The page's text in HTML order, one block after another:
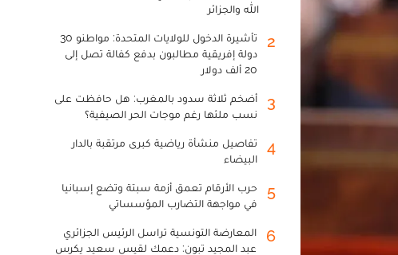
الله والجزائر
2
تأشيرة الدخول للولايات المتحدة: مواطنو 30
دولة إفريقية مطالبون بدفع كفالة تصل إلى
20 ألف دولار
3
أضخم ثلاثة سدود بالمغرب: هل حافظت على
نسب ملئها رغم موجات الحر الصيفية؟
4
تفاصيل منشأة رياضية كبرى مرتقبة بالدار
البيضاء
5
حرب الأرقام تعمق أزمة سبتة وتضع إسبانيا
في مواجهة التضارب المؤسساتي
6
المعارضة التونسية تراسل الرئيس الجزائري
عبد المجيد تبون: دعمك لقيس سعيد يكرس